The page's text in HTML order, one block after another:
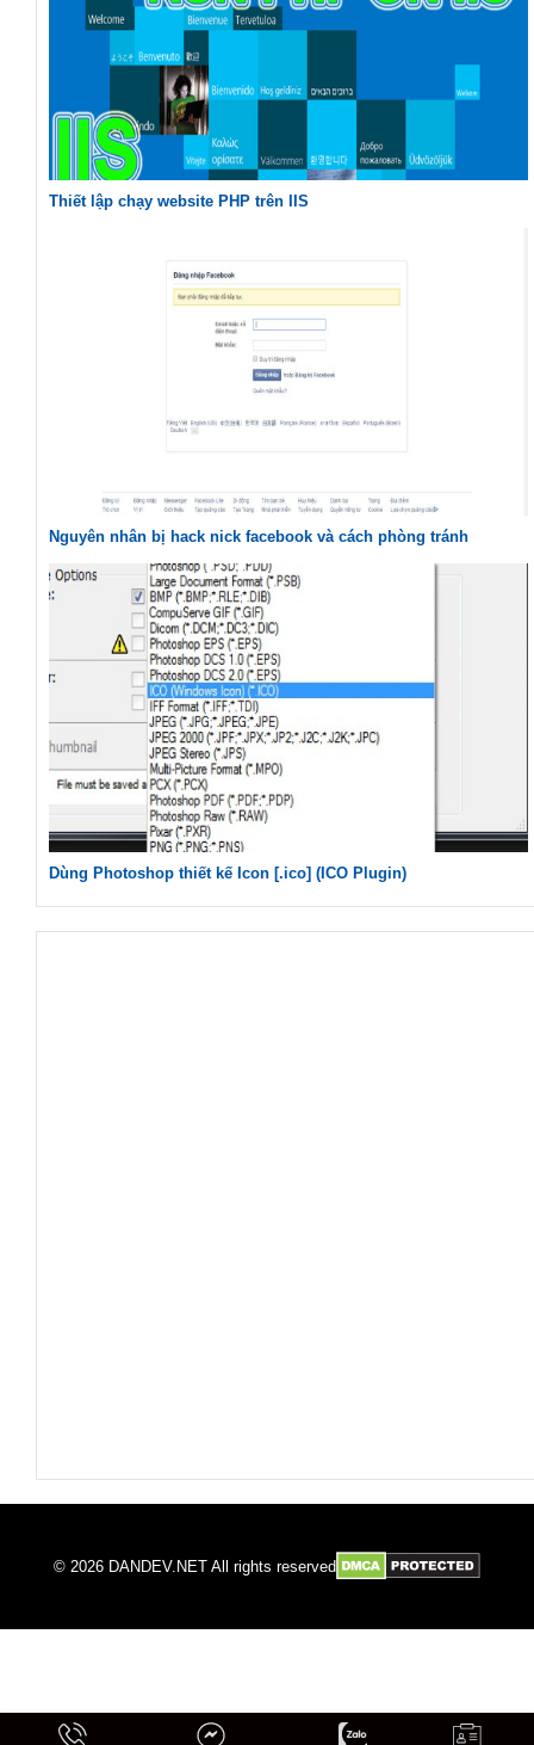
Thiết lập chạy website PHP trên IIS
Nguyên nhân bị hack nick facebook và cách phòng tránh
Dùng Photoshop thiết kế Icon [.ico] (ICO Plugin)
© 2026 DANDEV.NET All rights reserved